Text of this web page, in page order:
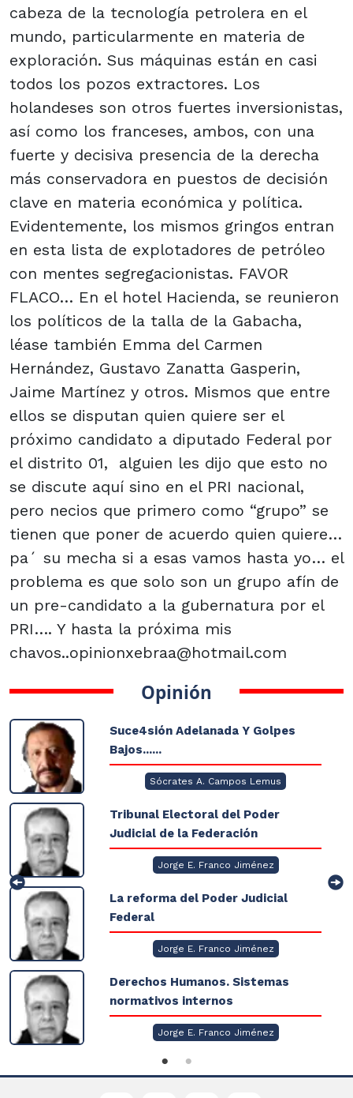
cabeza de la tecnología petrolera en el
mundo, particularmente en materia de
exploración. Sus máquinas están en casi
todos los pozos extractores. Los
holandeses son otros fuertes inversionistas,
así como los franceses, ambos, con una
fuerte y decisiva presencia de la derecha
más conservadora en puestos de decisión
clave en materia económica y política.
Evidentemente, los mismos gringos entran
en esta lista de explotadores de petróleo
con mentes segregacionistas. FAVOR
FLACO… En el hotel Hacienda, se reunieron
los políticos de la talla de la Gabacha,
léase también Emma del Carmen
Hernández, Gustavo Zanatta Gasperin,
Jaime Martínez y otros. Mismos que entre
ellos se disputan quien quiere ser el
próximo candidato a diputado Federal por
el distrito 01, alguien les dijo que esto no
se discute aquí sino en el PRI nacional,
pero necios que primero como “grupo” se
tienen que poner de acuerdo quien quiere…
pa´ su mecha si a esas vamos hasta yo… el
problema es que solo son un grupo afín de
un pre-candidato a la gubernatura por el
PRI…. Y hasta la próxima mis
chavos..opinionxebraa@hotmail.com
Opinión
Suce4sión Adelanada Y Golpes
Bajos......
Sócrates A. Campos Lemus
Tribunal Electoral del Poder
Judicial de la Federación
Jorge E. Franco Jiménez
La reforma del Poder Judicial
Federal
Jorge E. Franco Jiménez
Derechos Humanos. Sistemas
normativos internos
Jorge E. Franco Jiménez